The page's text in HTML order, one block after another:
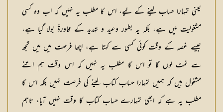
یعنی تمہارا حساب لینے كے لیے، اس كا مطلب یہ نہیں كہ اب وہ كسی
مشغولیت میں ہے، بلكہ یہ بطور وعید و تہدید کے محاورةً بولا گیا ہے،
جیسے غصہ كے وقت كوئی كسی سے كہتا ہے، اچھا فرصت میں میں تجھ
سے نمٹ لوں گا تو اس كا مطلب یہ نہیں كہ اس وقت ہم اتنے
مشغول ہیں كہ ہمیں تمہارا حساب كتاب لینے كی فرصت نہیں بلكہ اس كا
مطلب یہ ہے كہ ابھی تمہارے حساب كتاب كا وقت نہیں آیا، تاہم